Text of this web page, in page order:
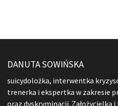
DANUTA SOWIŃSKA
suicydolożka, interwentka
trenerka i ekspertka w zakresie
oraz dyskryminacji. Założycielka